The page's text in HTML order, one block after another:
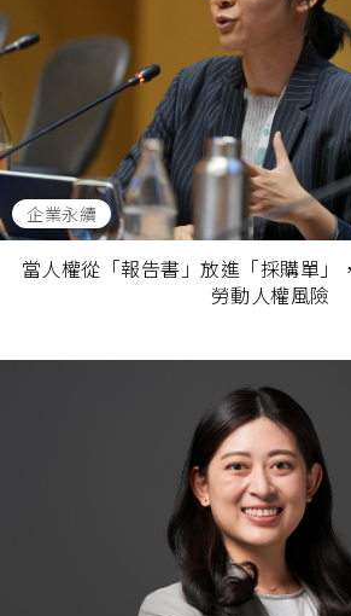
企業永續
當人權從「報告書」放進「採購單」
勞動人權風險